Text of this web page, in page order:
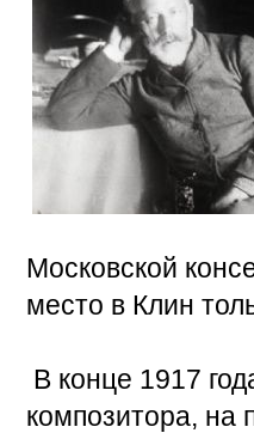
Московской
место в Клин
В конце 1917
композитора, на